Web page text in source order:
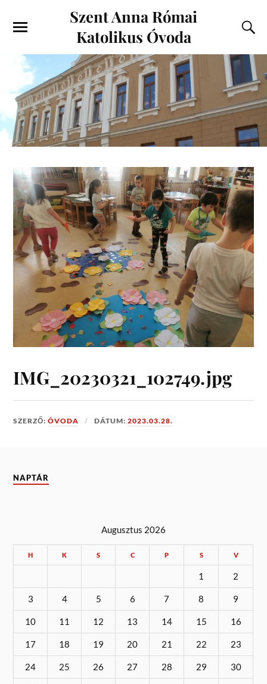
Szent Anna Római
Katolikus Óvoda
IMG_20230321_102749.jpg
SZERZŐ:ÓVODA DÁTUM:2023.03.28.
NAPTÁR
Augusztus 2026
H K S C P S V
1 2
3 4 5 6 7 8 9
10 11 12 13 14 15 16
17 18 19 20 21 22 23
24 25 26 27 28 29 30